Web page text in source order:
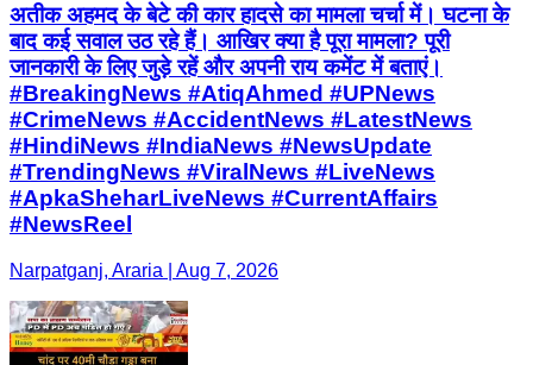
अतीक अहमद के बेटे की कार हादसे का मामला चर्चा में। घटना के
बाद कई सवाल उठ रहे हैं। आखिर क्या है पूरा मामला? पूरी
जानकारी के लिए जुड़े रहें और अपनी राय कमेंट में बताएं।
#BreakingNews #AtiqAhmed #UPNews
#CrimeNews #AccidentNews #LatestNews
#HindiNews #IndiaNews #NewsUpdate
#TrendingNews #ViralNews #LiveNews
#ApkaSheharLiveNews #CurrentAffairs
#NewsReel
Narpatganj, Araria | Aug 7, 2026